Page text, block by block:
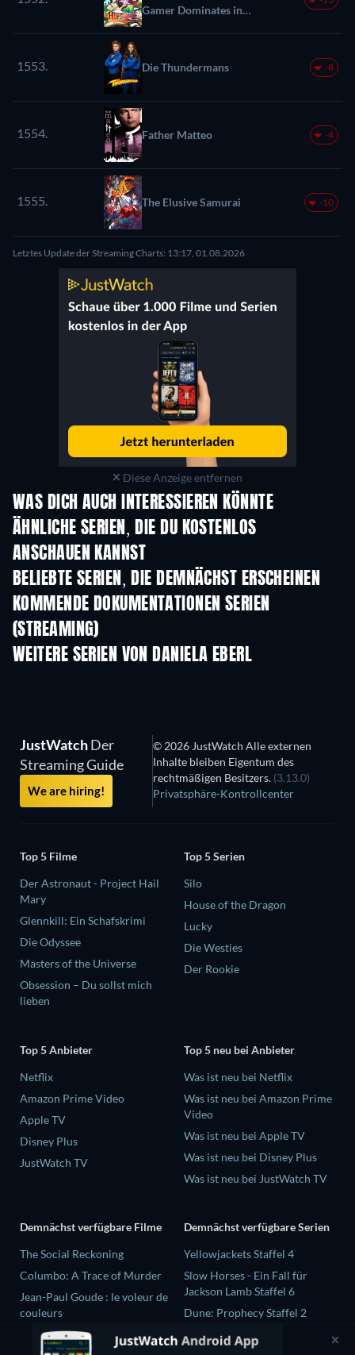
Gamer Dominates in
Another World with
1553. Die Thundermans -8
1554. Father Matteo -4
1555. The Elusive Samurai -10
Letztes Update der Streaming Charts: 13:17, 01.08.2026
Diese Anzeige entfernen
WAS DICH AUCH INTERESSIEREN KÖNNTE
Serie Serie
ÄHNLICHE SERIEN, DIE DU KOSTENLOS
ANSCHAUEN KANNST
Serie
BELIEBTE SERIEN, DIE DEMNÄCHST ERSCHEINEN
Serie Serie
KOMMENDE DOKUMENTATIONEN SERIEN
(STREAMING)Staffel 1
WEITERE SERIEN VON DANIELA EBERL
Serie Serie
JustWatchDer
Streaming Guide
We are hiring!
© 2026 JustWatch Alle externen
Inhalte bleiben Eigentum des
rechtmäßigen Besitzers. (3.13.0)
Privatsphäre-Kontrollcenter
Top 5 Filme
Der Astronaut - Project Hail
Mary
Glennkill: Ein Schafskrimi
Die Odyssee
Masters of the Universe
Obsession – Du sollst mich
lieben
Top 5 Serien
Silo
House of the Dragon
Lucky
Die Westies
Der Rookie
Top 5 Anbieter
Netflix
Amazon Prime Video
Apple TV
Disney Plus
JustWatch TV
Top 5 neu bei Anbieter
Was ist neu bei Netflix
Was ist neu bei Amazon Prime
Video
Was ist neu bei Apple TV
Was ist neu bei Disney Plus
Was ist neu bei JustWatch TV
Demnächst verfügbare Filme
The Social Reckoning
Columbo: A Trace of Murder
Jean-Paul Goude : le voleur de
couleurs
Destroy All Girls
Demnächst verfügbare Serien
Yellowjackets Staffel 4
Slow Horses - Ein Fall für
Jackson Lamb Staffel 6
Dune: Prophecy Staffel 2
The Gentlemen Staffel 2